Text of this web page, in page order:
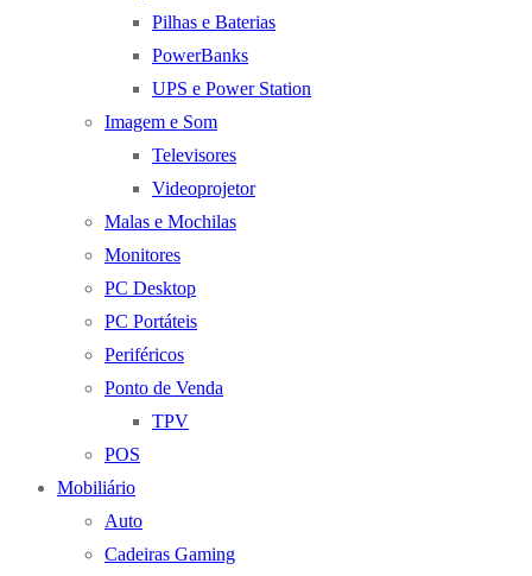
Pilhas e Baterias
PowerBanks
UPS e Power Station
Imagem e Som
Televisores
Videoprojetor
Malas e Mochilas
Monitores
PC Desktop
PC Portáteis
Periféricos
Ponto de Venda
TPV
POS
Mobiliário
Auto
Cadeiras Gaming